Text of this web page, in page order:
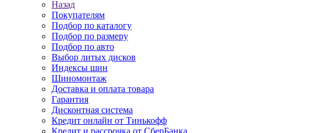
Назад
Покупателям
Подбор по каталогу
Подбор по размеру
Подбор по авто
Выбор литых дисков
Индексы шин
Шиномонтаж
Доставка и оплата товара
Гарантия
Дисконтная система
Кредит онлайн от Тинькофф
Кредит и рассрочка от СберБанка